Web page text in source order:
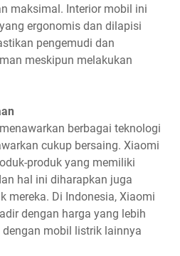
maksimal. Interior mobil ini
ergonomis dan dilapisi
pengemudi dan
meskipun melakukan
berbagai teknologi
cukup bersaing. Xiaomi
produk yang memiliki
hal ini diharapkan juga
mereka. Di Indonesia, Xiaomi
dengan harga yang lebih
mobil listrik lainnya